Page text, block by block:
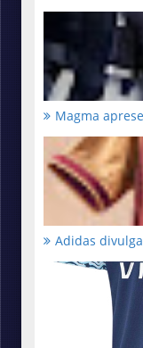
Magma
Adidas